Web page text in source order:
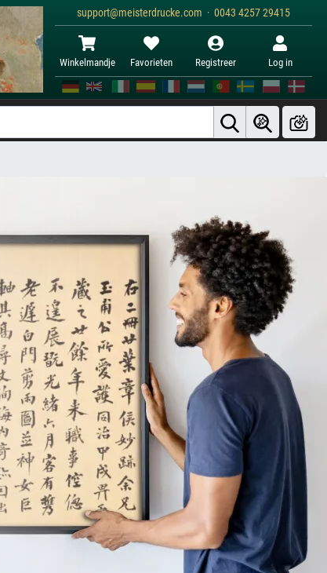
support@meisterdrucke.com · 0043 4257 29415
Winkelmandje Favorieten Registreer Log in